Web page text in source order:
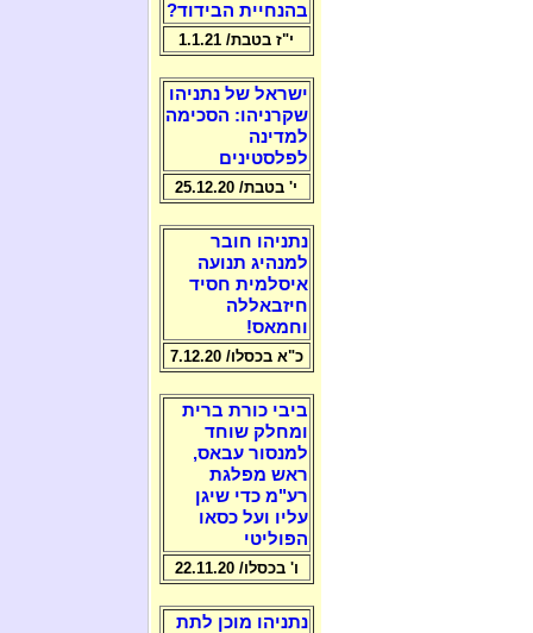
בהנחיית הבידוד?
י"ז בטבת/ 1.1.21
ישראל של נתניהו
שקרניהו: הסכימה
למדינה
לפלסטינים
י' בטבת/ 25.12.20
נתניהו חובר
למנהיג תנועה
איסלמית חסיד
חיזבאללה
וחמאס!
כ"א בכסלו/ 7.12.20
ביבי כורת ברית
ומחלק שוחד
למנסור עבאס,
ראש מפלגת
רע"מ כדי שיגן
עליו ועל כסאו
הפוליטי
ו' בכסלו/ 22.11.20
נתניהו מוכן לתת